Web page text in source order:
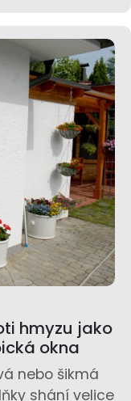
hmyzu jako
okna
nebo šikmá
shání velice